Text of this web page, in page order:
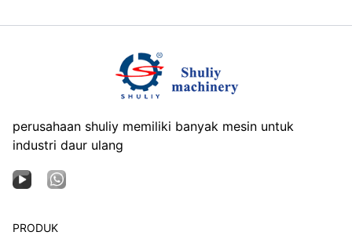
perusahaan shuliy memiliki banyak mesin untuk
industri daur ulang
PRODUK